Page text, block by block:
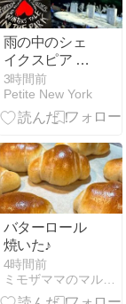
雨の中のシェ
イクスピア 冬
物語 The
Winter’s Tale
セントラルパ
楽しめる人気
イベント 3時
間半の大作で
した
3時間前
Petite New York
バターロール
焼いた♪
4時間前
ミモザママのマルチーズ大好き〜in 南フロリダ